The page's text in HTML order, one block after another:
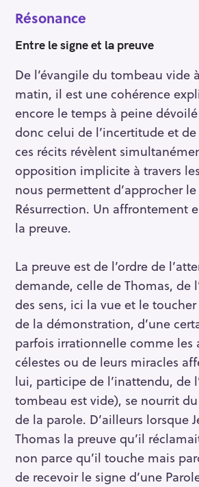
Résonance
Entre le signe et la preuve
De l’évangile du tombeau vide
matin, il est une cohérence
encore le temps à peine
donc celui de l’incertitude et
ces récits révèlent
opposition implicite à travers
nous permettent d’approcher
Résurrection. Un affrontement
la preuve.
La preuve est de l’ordre de
demande, celle de Thomas, de
des sens, ici la vue et le
de la démonstration, d’une
parfois irrationnelle comme les
célestes ou de leurs miracles
lui, participe de l’inattendu, de
tombeau est vide), se nourrit
de la parole. D’ailleurs lorsque
Thomas la preuve qu’il
non parce qu’il touche mais
de recevoir le signe d’une